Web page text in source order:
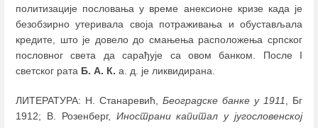
политизације пословања у време анексионе кризе када је
безобзирно утеривала своја потраживања и обустављала
кредите, што је довело до смањења расположења српског
пословног света да сарађује са овом банком. После I
светског рата Б. А. К. а. д. је ликвидирана.
ЛИТЕРАТУРА: Н. Станаревић, Београдске банке у 1911
, Бг
1912; В. Розенберг, Инострани капитал у југословенској